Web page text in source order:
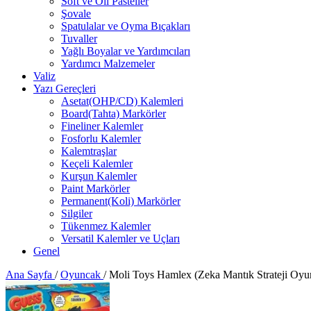
Şovale
Spatulalar ve Oyma Bıçakları
Tuvaller
Yağlı Boyalar ve Yardımcıları
Yardımcı Malzemeler
Valiz
Yazı Gereçleri
Asetat(OHP/CD) Kalemleri
Board(Tahta) Markörler
Fineliner Kalemler
Fosforlu Kalemler
Kalemtraşlar
Keçeli Kalemler
Kurşun Kalemler
Paint Markörler
Permanent(Koli) Markörler
Silgiler
Tükenmez Kalemler
Versatil Kalemler ve Uçları
Genel
Ana Sayfa / Oyuncak / Moli Toys Hamlex (Zeka Mantık Strateji